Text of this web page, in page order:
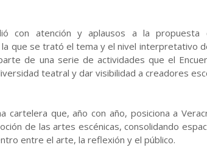
con atención y aplausos a la propuesta
la que se trató el tema y el nivel interpretativo
de una serie de actividades que el
teatral y dar visibilidad a creadores
cartelera que, año con año, posiciona a
de las artes escénicas, consolidando
entre el arte, la reflexión y el público.